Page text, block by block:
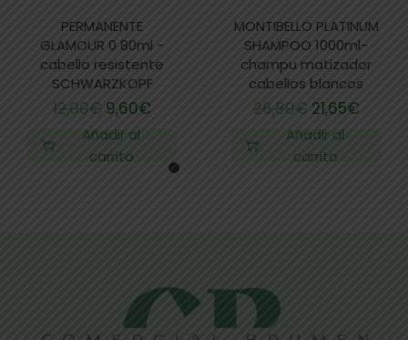
PERMANENTE
GLAMOUR 0 80ml -
cabello resistente
SCHWARZKOPF
12,00€ 9,60€
Añadir al
carrito
MONTIBELLO PLATINUM
SHAMPOO 1000ml-
champu matizador
cabellos blancos
26,80€ 21,65€
Añadir al
carrito